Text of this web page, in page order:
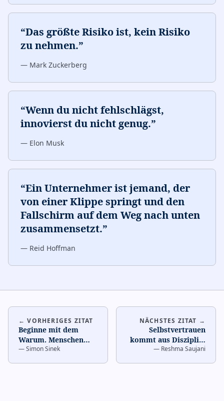
“Das größte Risiko ist, kein Risiko
zu nehmen.”
— Mark Zuckerberg
“Wenn du nicht fehlschlägst,
innovierst du nicht genug.”
— Elon Musk
“Ein Unternehmer ist jemand, der
von einer Klippe springt und den
Fallschirm auf dem Weg nach unten
zusammensetzt.”
— Reid Hoffman
← VORHERIGES ZITAT
Beginne mit dem
Warum. Menschen
kaufen nicht, was du
—Simon Sinek
NÄCHSTES ZITAT →
Selbstvertrauen
kommt aus Disziplin.
…
— Reshma Saujani